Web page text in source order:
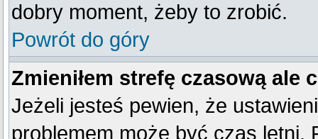
dobry moment, żeby to zrobić.
Powrót do góry
Zmieniłem strefę czasową ale
Jeżeli jesteś pewien, że
problemem może być czas letni.